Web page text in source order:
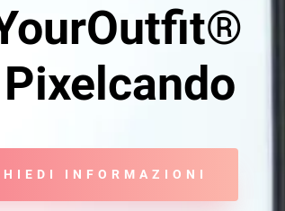
Pixelcando
INFORMAZIONI